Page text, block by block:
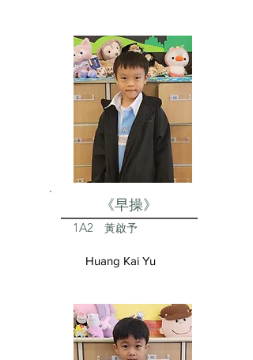
《早操》
1A2 黃啟予
Huang Kai Yu